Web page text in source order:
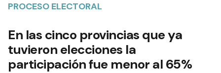
PROCESO ELECTORAL
En las cinco provincias que ya
tuvieron elecciones la
participación fue menor al 65%